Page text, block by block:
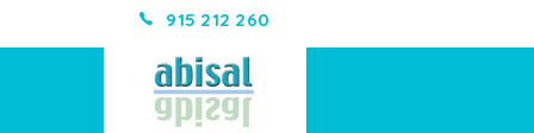
915 212 260